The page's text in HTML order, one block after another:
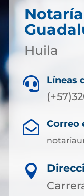
Huila
 Líneas
 Correo
